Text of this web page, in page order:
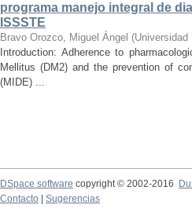
programa manejo integral de
ISSSTE
Bravo Orozco, Miguel Ángel (
Introduction: Adherence to
Mellitus (DM2) and the prevention of
(MIDE) ...
DSpace software copyright © 2002-2016
Contacto
Sugerencias